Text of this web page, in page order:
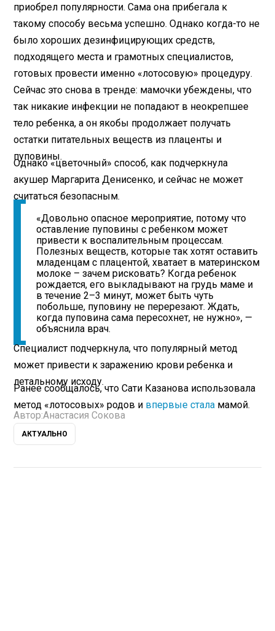
приобрел популярности. Сама она прибегала к
такому способу весьма успешно. Однако когда-то не
было хороших дезинфицирующих средств,
подходящего места и грамотных специалистов,
готовых провести именно «лотосовую» процедуру.
Сейчас это снова в тренде: мамочки убеждены, что
так никакие инфекции не попадают в неокрепшее
тело ребенка, а он якобы продолжает получать
остатки питательных веществ из плаценты и
пуповины.
Однако «цветочный» способ, как подчеркнула
акушер Маргарита Денисенко, и сейчас не может
считаться безопасным.
«Довольно опасное мероприятие, потому что
оставление пуповины с ребенком может
привести к воспалительным процессам.
Полезных веществ, которые так хотят оставить
младенцам с плацентой, хватает в материнском
молоке – зачем рисковать? Когда ребенок
рождается, его выкладывают на грудь маме и
в течение 2–3 минут, может быть чуть
побольше, пуповину не перерезают. Ждать,
когда пуповина сама пересохнет, не нужно», —
объяснила врач.
Специалист подчеркнула, что популярный метод
может привести к заражению крови ребенка и
летальному исходу.
Ранее сообщалось, что Сати Казанова использовала
метод «лотосовых» родов и впервые стала мамой.
Автор:Анастасия Сокова
АКТУАЛЬНО